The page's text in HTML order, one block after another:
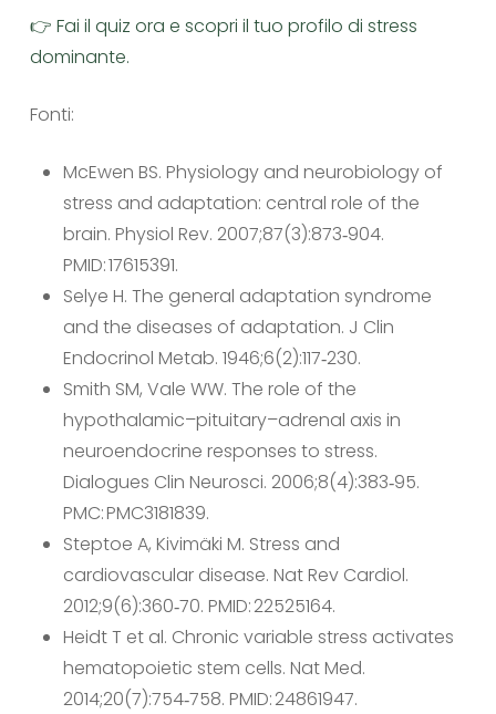
👉 Fai il quiz ora e scopri il tuo profilo di stress
dominante.
Fonti:
McEwen BS. Physiology and neurobiology of
stress and adaptation: central role of the
brain. Physiol Rev. 2007;87(3):873‑904.
PMID: 17615391.
Selye H. The general adaptation syndrome
and the diseases of adaptation. J Clin
Endocrinol Metab. 1946;6(2):117‑230.
Smith SM, Vale WW. The role of the
hypothalamic–pituitary–adrenal axis in
neuroendocrine responses to stress.
Dialogues Clin Neurosci. 2006;8(4):383‑95.
PMC: PMC3181839.
Steptoe A, Kivimäki M. Stress and
cardiovascular disease. Nat Rev Cardiol.
2012;9(6):360‑70. PMID: 22525164.
Heidt T et al. Chronic variable stress activates
hematopoietic stem cells. Nat Med.
2014;20(7):754‑758. PMID: 24861947.